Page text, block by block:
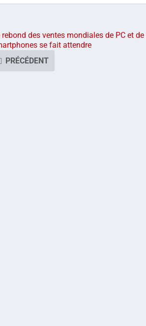
rebond des ventes mondiales de PC et de
se fait attendre
PRÉCÉDENT